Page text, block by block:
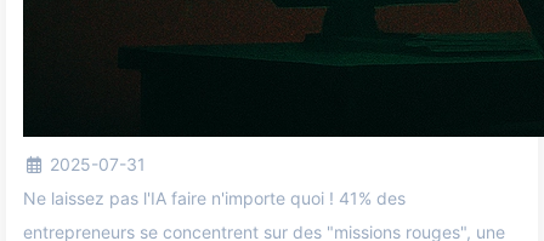
2025-07-31
Ne laissez pas l'IA faire n'importe quoi ! 41% des
entrepreneurs se concentrent sur des "missions rouges", une